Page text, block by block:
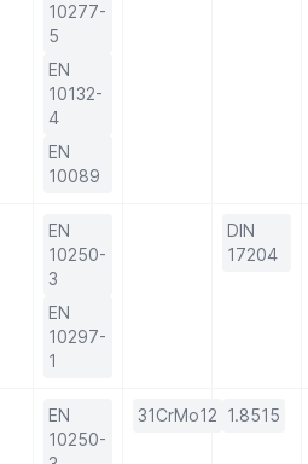
10277-
5
EN
10132-
4
EN
10089
EN
10250-
3
EN
10297-
1
DIN
17204
EN
10250-
31CrMo12 1.8515